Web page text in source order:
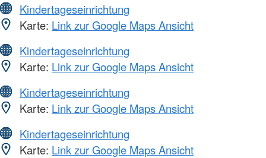
Kindertageseinrichtung
Karte: Link zur Google Maps Ansicht
Kindertageseinrichtung
Karte: Link zur Google Maps Ansicht
Kindertageseinrichtung
Karte: Link zur Google Maps Ansicht
Kindertageseinrichtung
Karte: Link zur Google Maps Ansicht